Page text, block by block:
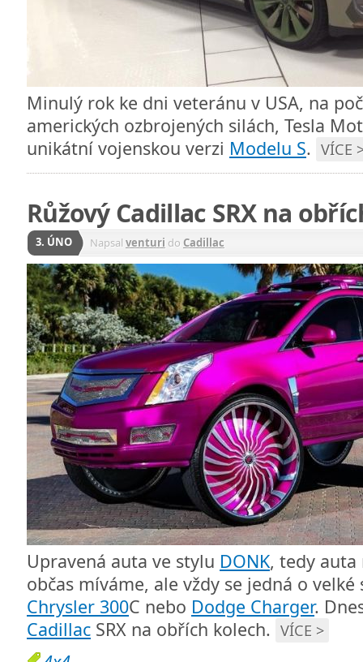
Minulý rok ke dni veteránu v USA, na
amerických ozbrojených silách, Tesla
unikátní vojenskou verzi Modelu S. VÍCE
Růžový Cadillac SRX na
3. ÚNO Napsal venturi do Cadillac
Upravená auta ve stylu DONK, tedy
občas míváme, ale vždy se jedná o
Chrysler 300C nebo Dodge Charger.
Cadillac SRX na obřích kolech. VÍCE >